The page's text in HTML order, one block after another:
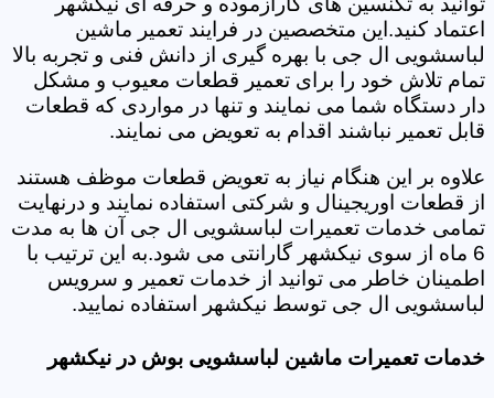
اعتماد کنید.این متخصصین در فرایند تعمیر ماشین
لباسشویی ال جی با بهره گیری از دانش فنی و تجربه بالا
تمام تلاش خود را برای تعمیر قطعات معیوب و مشکل
دار دستگاه شما می نمایند و تنها در مواردی که قطعات
قابل تعمیر نباشند اقدام به تعویض می نمایند.
علاوه بر این هنگام نیاز به تعویض قطعات موظف هستند
از قطعات اوریجینال و شرکتی استفاده نمایند و درنهایت
تمامی خدمات تعمیرات لباسشویی ال جی آن ها به مدت
6 ماه از سوی نیکشهر گارانتی می شود.به این ترتیب با
اطمینان خاطر می توانید از خدمات تعمیر و سرویس
لباسشویی ال جی توسط نیکشهر استفاده نمایید.
خدمات تعمیرات ماشین لباسشویی بوش در نیکشهر